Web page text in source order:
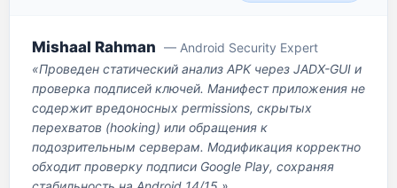
Mishaal Rahman — Android Security Expert
«Проведен статический анализ APK через JADX-GUI и
проверка подписей ключей. Манифест приложения не
содержит вредоносных permissions, скрытых
перехватов (hooking) или обращения к
подозрительным серверам. Модификация корректно
обходит проверку подписи Google Play, сохраняя